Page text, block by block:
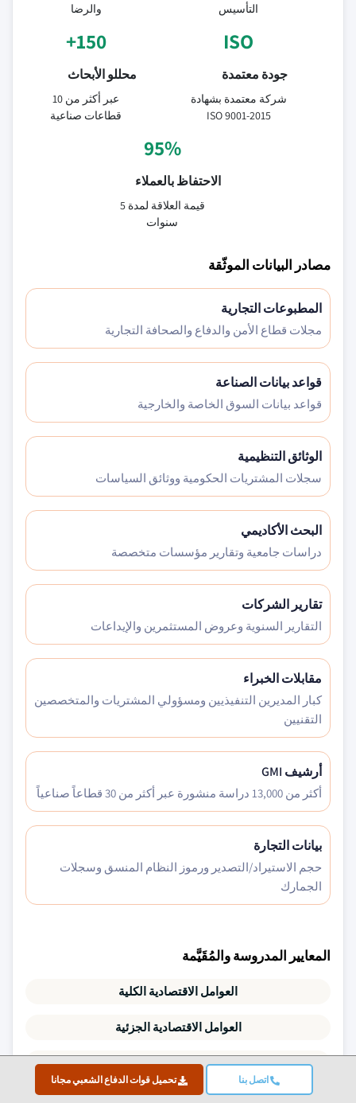
اتصل بنا تحميل قوات الدفاع الشعبي مجانا
التأسيس
والرضا
ISO
جودة معتمدة
شركة معتمدة بشهادة
ISO 9001-2015
150+
محللو الأبحاث
عبر أكثر من 10
قطاعات صناعية
95%
الاحتفاظ بالعملاء
قيمة العلاقة لمدة 5
سنوات
مصادر البيانات الموثّقة
المطبوعات التجارية
مجلات قطاع الأمن والدفاع والصحافة التجارية
قواعد بيانات الصناعة
قواعد بيانات السوق الخاصة والخارجية
الوثائق التنظيمية
سجلات المشتريات الحكومية ووثائق السياسات
البحث الأكاديمي
دراسات جامعية وتقارير مؤسسات متخصصة
تقارير الشركات
التقارير السنوية وعروض المستثمرين والإيداعات
مقابلات الخبراء
كبار المديرين التنفيذيين ومسؤولي المشتريات والمتخصصين
التقنيين
أرشيف GMI
أكثر من 13,000 دراسة منشورة عبر أكثر من 30 قطاعاً صناعياً
بيانات التجارة
حجم الاستيراد/التصدير ورموز النظام المنسق وسجلات
الجمارك
المعايير المدروسة والمُقَيَّمة
العوامل الاقتصادية الكلية
العوامل الاقتصادية الجزئية
التكنولوجيا والابتكار
البيئة التنظيمية والسياسية